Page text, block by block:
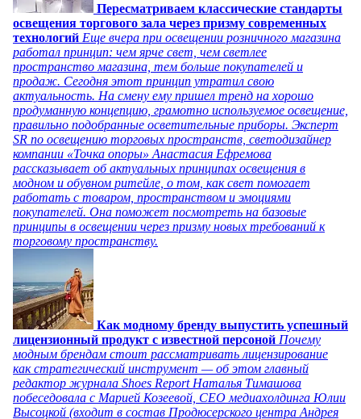
Пересматриваем классические стандарты
освещения торгового зала через призму современных
технологий Еще вчера при освещении розничного магазина
работал принцип: чем ярче свет, чем светлее
пространство магазина, тем больше покупателей и
продаж. Сегодня этот принцип утратил свою
актуальность. На смену ему пришел тренд на хорошо
продуманную концепцию, грамотно используемое освещение,
правильно подобранные осветительные приборы. Эксперт
SR по освещению торговых пространств, светодизайнер
компании «Точка опоры» Анастасия Ефремова
рассказывает об актуальных принципах освещения в
модном и обувном ритейле, о том, как свет помогает
работать с товаром, пространством и эмоциями
покупателей. Она поможет посмотреть на базовые
принципы в освещении через призму новых требований к
торговому пространству.
Как модному бренду выпустить успешный
лицензионный продукт с известной персоной Почему
модным брендам стоит рассматривать лицензирование
как стратегический инструмент — об этом главный
редактор журнала Shoes Report Наталья Тимашова
побеседовала с Марией Козеевой, СЕО медиахолдинга Юлии
Высоцкой (входит в состав Продюсерского центра Андрея